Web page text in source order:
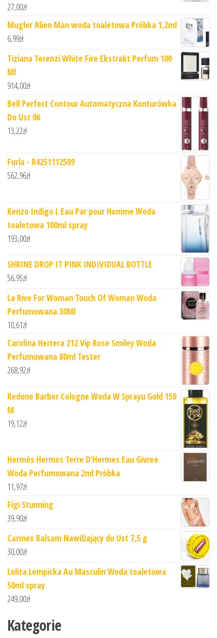
27,00zł
Mugler Alien Man woda toaletowa Próbka 1,2ml
6,99zł
Tiziana Terenzi White Fire Ekstrakt Perfum 100
Ml
914,00zł
Bell Perfect Contour Automatyczna Konturówka
Do Ust 06
13,22zł
Furla - R4251112509
562,96zł
Kenzo Indigo L Eau Par pour Homme Woda
toaletowa 100ml spray
193,00zł
SHRINE DROP IT PINK INDIVIDUAL BOTTLE
56,95zł
La Rive For Woman Touch Of Woman Woda
Perfumowana 30Ml
10,61zł
Carolina Herrera 212 Vip Rose Smiley Woda
Perfumowana 80ml Tester
268,92zł
Redone Barber Cologne Woda W Sprayu Gold 150
M
19,12zł
Hermès Hermes Terre D'Hermes Eau Givree
Woda Perfumowana 2ml Próbka
11,97zł
Figi Stunning
39,90zł
Carmex Balsam Nawilżający do Ust 7,5 g
30,00zł
Lolita Lempicka Au Masculin Woda toaletowa
50ml spray
249,00zł
Kategorie